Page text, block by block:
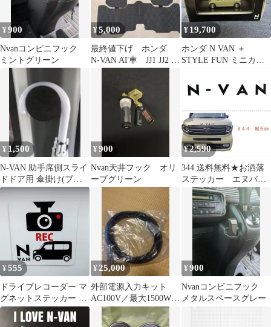
¥900
Nvanコンビニフック
ミントグリーン
¥5,000
最終値下げ ホンダ
N-VAN AT車 JJ1 JJ2 フ
¥ 19,700
ホンダ N VAN ＋
STYLE FUN ミニカー
¥ 1,500
N-VAN 助手席側スライ
ドドア用 傘掛け(ブラ
ック)
¥900
Nvan天井フック オリ
ーブグリーン
¥2,590
344 送料無料★お洒落
ステッカー エヌバ
ン エヌボックス フー
ドエンブレム
¥555
ドライブレコーダー マ
グネットステッカー N-
VAN
¥25,000
外部電源入力キット
AC100V／最大1500W／
外部接続用ケーブル付
（5m）
¥900
Nvanコンビニフック
メタルスペースグレー